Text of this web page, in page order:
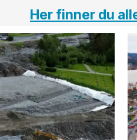
Her finner du